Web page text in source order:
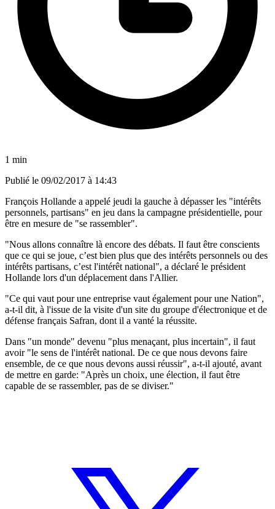
1 min
Publié le 09/02/2017 à 14:43
François Hollande a appelé jeudi la gauche à dépasser les "intérêts
personnels, partisans" en jeu dans la campagne présidentielle, pour
être en mesure de "se rassembler".
"Nous allons connaître là encore des débats. Il faut être conscients
que ce qui se joue, c’est bien plus que des intérêts personnels ou des
intérêts partisans, c’est l'intérêt national", a déclaré le président
Hollande lors d'un déplacement dans l'Allier.
"Ce qui vaut pour une entreprise vaut également pour une Nation",
a-t-il dit, à l'issue de la visite d'un site du groupe d'électronique et de
défense français Safran, dont il a vanté la réussite.
Dans "un monde" devenu "plus menaçant, plus incertain", il faut
avoir "le sens de l'intérêt national. De ce que nous devons faire
ensemble, de ce que nous devons aussi réussir", a-t-il ajouté, avant
de mettre en garde: "Après un choix, une élection, il faut être
capable de se rassembler, pas de se diviser."